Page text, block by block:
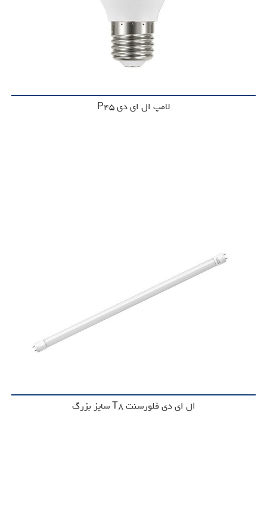
لامپ ال ای دی P45
ال ای دی فلورسنت T8 سایز بزرگ